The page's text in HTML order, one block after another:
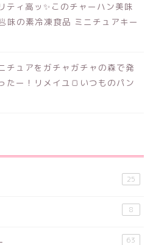
ティ高ッ✨このチャーハン美味
味の素冷凍食品 ミニチュアキー
チュアをガチャガチャの森で発
たー！リメイユ🍞いつものパン
25
8
63